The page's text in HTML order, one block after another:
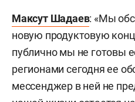
Максут Шадаев: «Мы
новую продуктовую
публично мы не готовы
регионами сегодня ее
мессенджер в ней не